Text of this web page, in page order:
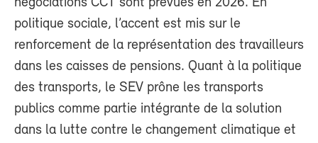
politique sociale, l’accent est mis sur le
renforcement de la représentation des travailleurs
dans les caisses de pensions. Quant à la politique
des transports, le SEV prône les transports
publics comme partie intégrante de la solution
dans la lutte contre le changement climatique et